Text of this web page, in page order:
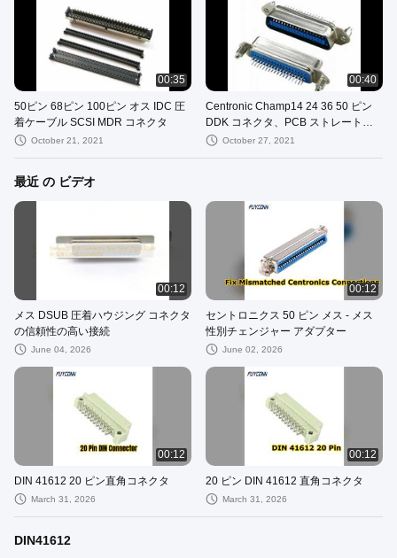
00:35
50ピン 68ピン 100ピン オス IDC 圧
着ケーブル SCSI MDR コネクタ
October 21, 2021
00:40
Centronic Champ14 24 36 50 ピン
DDK コネクタ、PCB ストレートは
んだ DIP オス セントロニック コネ
October 27, 2021
最近 の ビデオ
00:12
メス DSUB 圧着ハウジング コネクタ
の信頼性の高い接続
June 04, 2026
00:12
セントロニクス 50 ピン メス - メス
性別チェンジャー アダプター
June 02, 2026
00:12
DIN 41612 20 ピン直角コネクタ
March 31, 2026
00:12
20 ピン DIN 41612 直角コネクタ
March 31, 2026
DIN41612